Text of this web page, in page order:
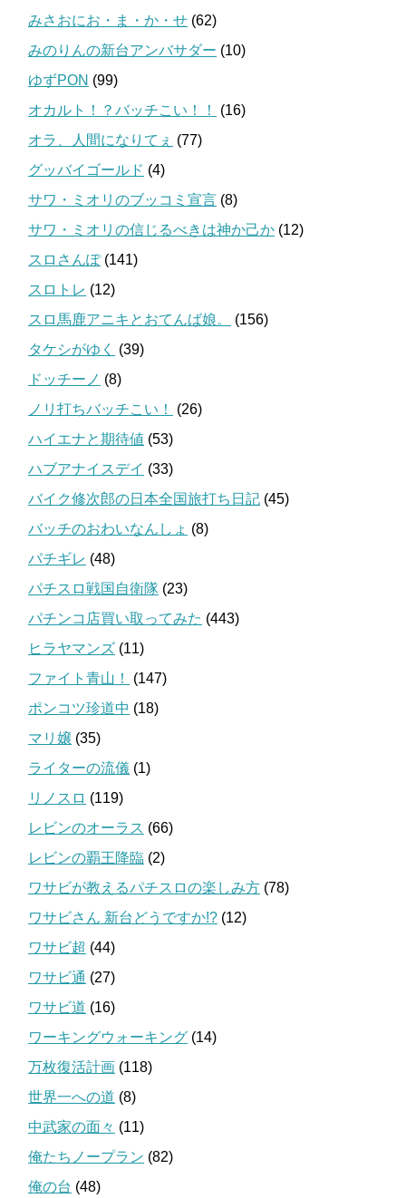
みさおにお・ま・か・せ (62)
みのりんの新台アンバサダー (10)
ゆずPON (99)
オカルト！？バッチこい！！
(16)
オラ、人間になりてぇ (77)
グッバイゴールド (4)
サワ・ミオリのブッコミ宣言 (8)
サワ・ミオリの信じるべきは神か己か (12)
スロさんぽ(141)
スロトレ (12)
スロ馬鹿アニキとおてんば娘。
(156)
タケシがゆく
(39)
ドッチーノ (8)
ノリ打ちバッチこい！
(26)
ハイエナと期待値 (53)
ハブアナイスデイ (33)
バイク修次郎の日本全国旅打ち日記 (45)
バッチのおわいなんしょ (8)
パチギレ (48)
パチスロ戦国自衛隊 (23)
パチンコ店買い取ってみた (443)
ヒラヤマンズ (11)
ファイト青山！
(147)
ポンコツ珍道中 (18)
マリ嬢 (35)
ライターの流儀 (1)
リノスロ (119)
レビンのオーラス (66)
レビンの覇王降臨 (2)
ワサビが教えるパチスロの楽しみ方 (78)
ワサビさん 新台どうですか!? (12)
ワサビ超 (44)
ワサビ通 (27)
ワサビ道 (16)
ワーキングウォーキング (14)
万枚復活計画 (118)
世界一への道 (8)
中武家の面々 (11)
俺たちノープラン (82)
俺の台 (48)